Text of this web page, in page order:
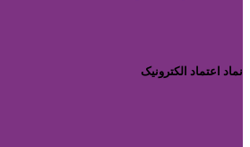
نماد اعتماد الکترونیک